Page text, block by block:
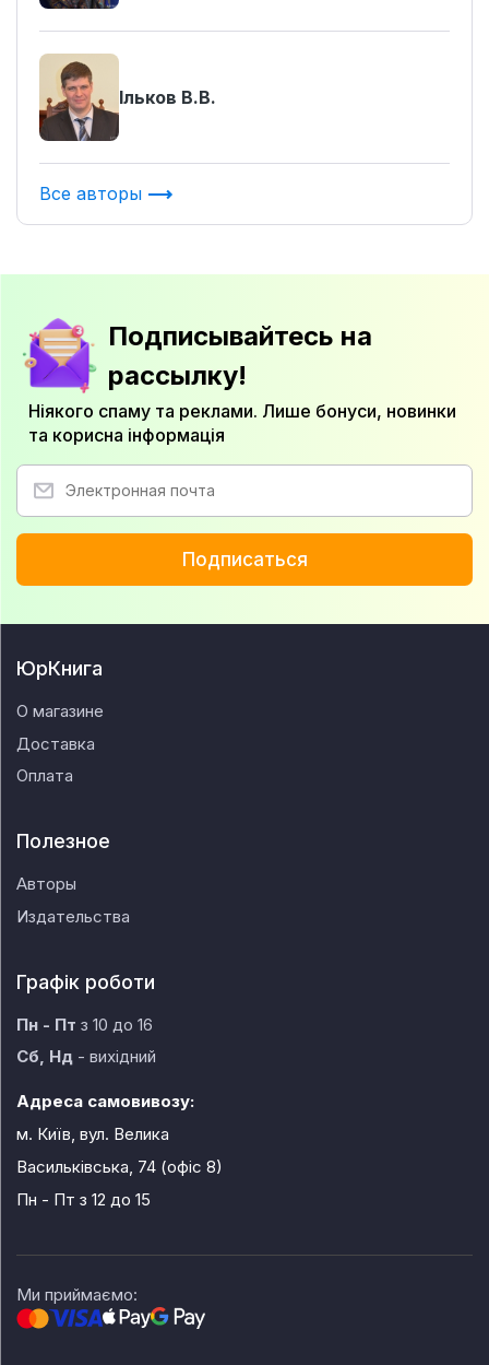
Ільков В.В.
Все авторы
Подписывайтесь на
рассылку!
Ніякого спаму та реклами. Лише бонуси, новинки
та корисна інформація
Подписаться
ЮрКнига
О магазине
Доставка
Оплата
Полезное
Авторы
Издательства
Графік роботи
Пн - Пт з 10 до 16
Сб, Нд - вихідний
Адреса самовивозу:
м. Київ, вул. Велика
Васильківська, 74 (офіс 8)
Пн - Пт з 12 до 15
Ми приймаємо: